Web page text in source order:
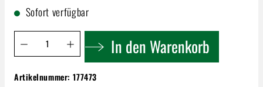
Sofort verfügbar
Produkt Anzahl: Gib den gewünschten Wert ein oder
In den Warenkorb
Aldinger Bentz Cuvée Rosé | Trocken
Artikelnummer:177473